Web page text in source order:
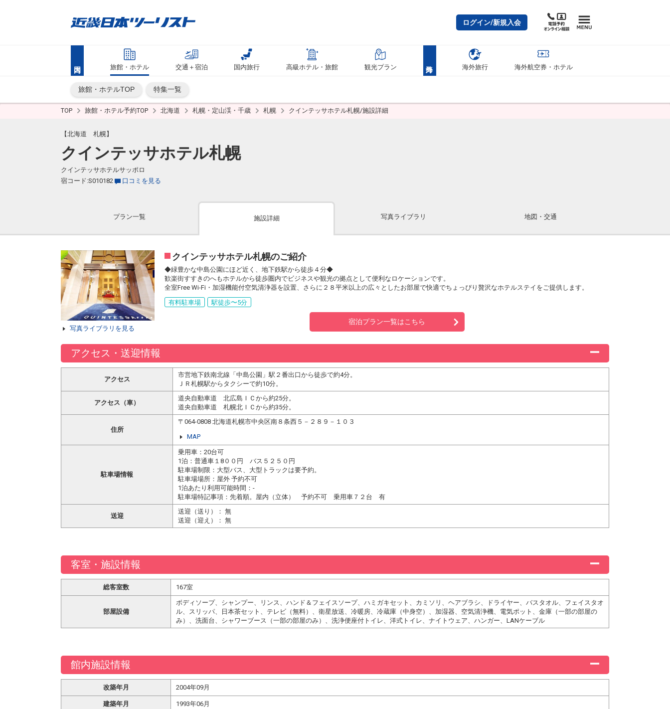
ログイン/新規入会
旅館・ホテル 交通＋宿泊 国内旅行 高級ホテル・旅館 観光プラン 海外旅行 海外航空券・ホテル
旅館・ホテルTOP 特集一覧
TOP 旅館・ホテル予約TOP 北海道 札幌・定山渓・千歳 札幌 クインテッサホテル札幌/施設詳細
【北海道 札幌】
クインテッサホテル札幌
クインテッサホテルサッポロ
宿コード:S010182
口コミを見る
プラン一覧 施設詳細 写真ライブラリ 地図・交通
写真ライブラリを見る
クインテッサホテル札幌のご紹介
◆緑豊かな中島公園にほど近く、地下鉄駅から徒歩４分◆
歓楽街すすきのへもホテルから徒歩圏内でビジネスや観光の拠点として便利なロケーションです。
全室Free Wi-Fi・加湿機能付空気清浄器を設置、さらに２８平米以上の広々としたお部屋で快適でちょっぴり贅沢なホテルステイをご提供します。
有料駐車場
駅徒歩〜5分
宿泊プラン一覧はこちら
アクセス・送迎情報
アクセス
市営地下鉄南北線「中島公園」駅２番出口から徒歩で約4分。
ＪＲ札幌駅からタクシーで約10分。
アクセス（車）
道央自動車道 北広島ＩＣから約25分。
道央自動車道 札幌北ＩＣから約35分。
住所
〒064-0808 北海道札幌市中央区南８条西５－２８９－１０３
MAP
駐車場情報
乗用車：20台可
1泊：普通車１8００円 バス５２５０円
駐車場制限：大型バス、大型トラックは要予約。
駐車場場所：屋外 予約不可
1泊あたり利用可能時間：-
駐車場特記事項：先着順。屋内（立体） 予約不可 乗用車７２台 有
送迎
送迎（送り）： 無
送迎（迎え）： 無
客室・施設情報
総客室数 167室
部屋設備
ボディソープ、シャンプー、リンス、ハンド＆フェイスソープ、ハミガキセット、カミソリ、ヘアブラシ、ドライヤー、バスタオル、フェイスタオ
ル、スリッパ、日本茶セット、テレビ（無料）、衛星放送、冷暖房、冷蔵庫（中身空）、加湿器、空気清浄機、電気ポット、金庫（一部の部屋の
み）、洗面台、シャワーブース（一部の部屋のみ）、洗浄便座付トイレ、洋式トイレ、ナイトウェア、ハンガー、LANケーブル
館内施設情報
改築年月 2004年09月
建築年月 1993年06月